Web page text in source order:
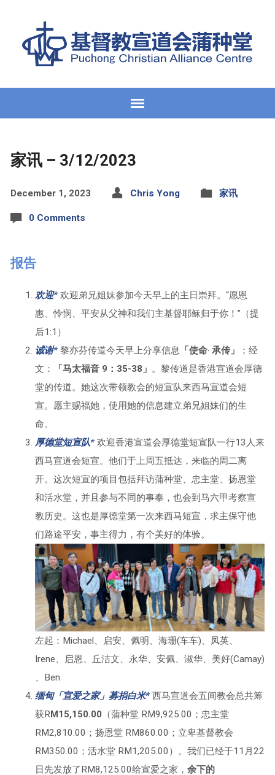
家讯 – 3/12/2023
December 1, 2023 Chris Yong 家讯
0 Comments
报告
欢迎*欢迎弟兄姐妹参加今天早上的主日崇拜。“愿恩
惠、怜悯、平安从父神和我们主基督耶稣归于你！”（提
后1:1）
诚谢*黎亦芬传道今天早上分享信息 「使命‧ 承传」
；经
文：
「马太福音 9：35-38」 。黎传道是香港宣道会厚德
堂的传道。她这次带领教会的短宣队来西马宣道会短
宣。愿主赐福她，使用她的信息建立弟兄姐妹们的生
命。
厚德堂短宣队* 欢迎香港宣道会厚德堂短宣队一行13人来
西马宣道会短宣。他们于上周五抵达，来临的周二离
开。这次短宣的项目包括拜访蒲种堂、忠主堂、扬恩堂
和活水堂，并且参与不同的事奉，也会到马六甲考察宣
教历史。这也是厚德堂第一次来西马短宣，求主保守他
们路途平安，事主得力，有个美好的体验。
左起：Michael、启安、佩明、海珊(车车)、凤英、
Irene、启恩、丘洁文、永华、安佩、淑华、美好(Camay)
、Ben
缅甸「宣爱之家」募捐白米* 西马宣道会五间教会总共筹
获RM15,150.00（蒲种堂 RM9,925.00；忠主堂
RM2,810.00；扬恩堂 RM860.00；立卑基督教会
RM350.00；活水堂 RM1,205.00）。我们已经于11月22
日先发放了RM8,125.00给宣爱之家， 余下的